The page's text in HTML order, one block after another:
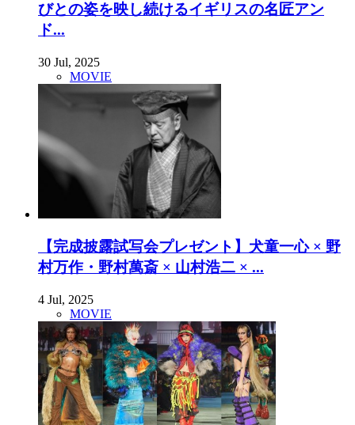
びとの姿を映し続けるイギリスの名匠アン
ド...
30 Jul, 2025
MOVIE
【完成披露試写会プレゼント】犬童一心 × 野
村万作・野村萬斎 × 山村浩二 × ...
4 Jul, 2025
MOVIE